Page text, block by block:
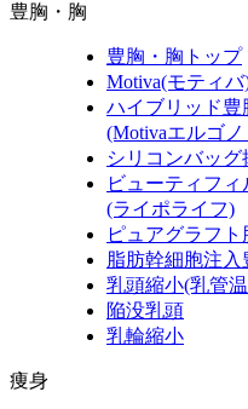
豊胸・胸
豊胸・胸トップ
Motiva(モティ
ハイブリッド豊
(Motivaエルゴ
シリコンバッ
ビューティフィ
(ライポライフ)
ピュアグラフ
脂肪幹細胞注入
乳頭縮小(乳管
陥没乳頭
乳輪縮小
痩身